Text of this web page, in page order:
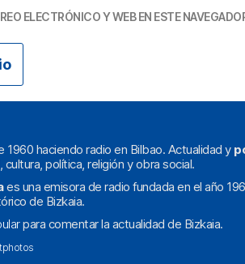
ELECTRÓNICO Y WEB EN ESTE
1960 haciendo radio en Bilbao. Actualidad y
política, religión y obra social.
es una emisora de radio fundada en el año
de Bizkaia.
para comentar la actualidad de Bizkaia.